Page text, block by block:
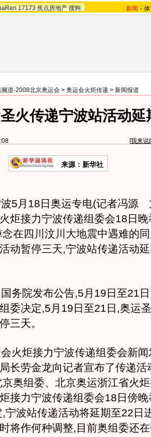
17173 焦点房地产 搜狗 新闻 -
频道-2008北京奥运会 > 奥运会火炬传递 > 新闻报道
火传递宁波站活动延
[我来说
来源：新华社
5月18日奥运专电(记者冯源
炬接力宁波传递组委会18日
在四川汶川大地震中遇难的
动暂停三天,宁波站传递活动
务院发布公告,5月19日至21
委决定,5月19日至21日,奥运
三天。
火炬接力宁波传递组委会新闻
长劳金龙向记者宣布了传递活
奥组委、北京奥运浙江省火
接力宁波传递组委会18日傍
宁波站传递活动将延期至22日
将作何种调整,目前奥组委还